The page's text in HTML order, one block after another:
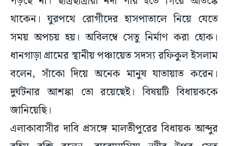
থাকেন। ঘুরপথে রোগীদের হাসপাতালে নিয়ে যেতে
সময় অপচয় হয়। অবিলম্বে সেতু নির্মাণ করা হোক।
ধানগাড়া গ্রামের স্থানীয় পঞ্চায়েত সদস্য রফিকুল ইসলাম
বলেন, সাঁকো দিয়ে অনেক মানুষ যাতায়াত করেন।
দুর্ঘটনার আশঙ্কা তো রয়েছেই। বিষয়টি বিধায়ককে
জানিয়েছি।
এলাকাবাসীর দাবি প্রসঙ্গে মালতীপুরের বিধায়ক আব্দুর